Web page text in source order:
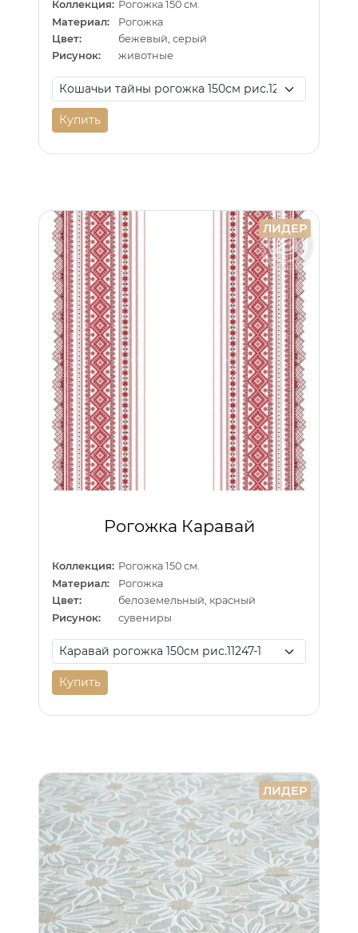
Коллекция: Рогожка 150 см.
Материал:
Рогожка
Цвет:
бежевый, серый
Рисунок:
животные
Купить
ЛИДЕР
Рогожка Каравай
Коллекция: Рогожка 150 см.
Материал:
Рогожка
Цвет:
белоземельный, красный
Рисунок:
сувениры
Купить
ЛИДЕР